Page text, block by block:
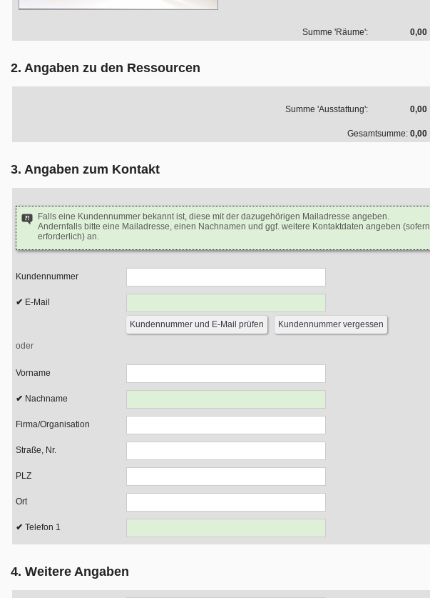
Summe 'Räume': 0,00
2. Angaben zu den Ressourcen
Summe 'Ausstattung': 0,00
Gesamtsumme: 0,00
3. Angaben zum Kontakt
Falls eine Kundennummer bekannt ist, diese mit der dazugehörigen Mailadresse angeben.
Andernfalls bitte eine Mailadresse, einen Nachnamen und ggf. weitere Kontaktdaten angeben (sofern
erforderlich) an.
Kundennummer
E-Mail
oder
Vorname
Nachname
Firma/Organisation
Straße, Nr.
PLZ
Ort
Telefon 1
4. Weitere Angaben